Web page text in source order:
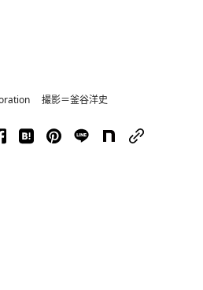
撮影＝釜谷洋史